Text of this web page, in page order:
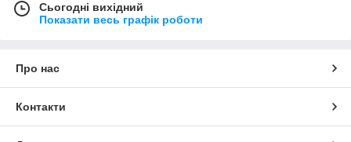
Сьогодні вихідний
Показати весь графік роботи
Про нас
Контакти